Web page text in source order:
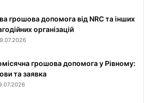
грошова допомога від NRC та інших
організацій
грошова допомога у Рівному:
та заявка